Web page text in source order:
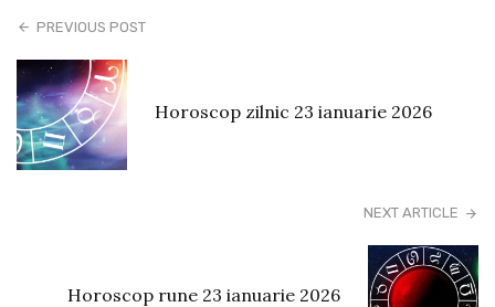
PREVIOUS POST
Horoscop zilnic 23 ianuarie 2026
NEXT ARTICLE
Horoscop rune 23 ianuarie 2026